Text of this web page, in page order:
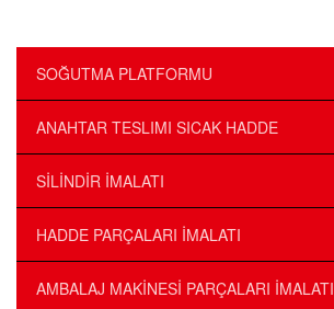
SOĞUTMA PLATFORMU
ANAHTAR TESLIMI SICAK HADDE
SİLİNDİR İMALATI
HADDE PARÇALARI İMALATI
AMBALAJ MAKİNESİ PARÇALARI İMALATI